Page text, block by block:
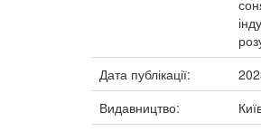
Дата публікації:
Видавництво: